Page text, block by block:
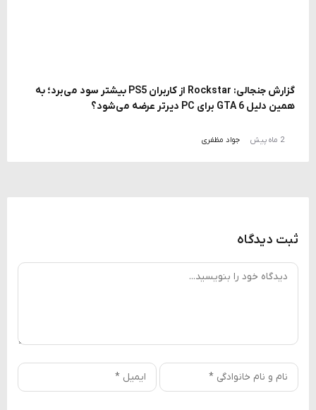
گزارش جنجالی: Rockstar از کاربران PS5 بیشتر سود می‌برد؛ به
همین دلیل GTA 6 برای PC دیرتر عرضه می‌شود؟
2 ماه پیش جواد مظفری
ثبت دیدگاه